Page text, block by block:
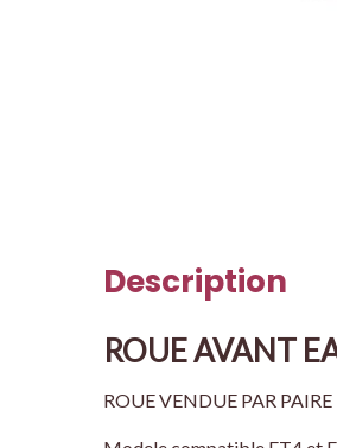
Description
ROUE AVANT
ROUE VENDUE PAR PAIRE